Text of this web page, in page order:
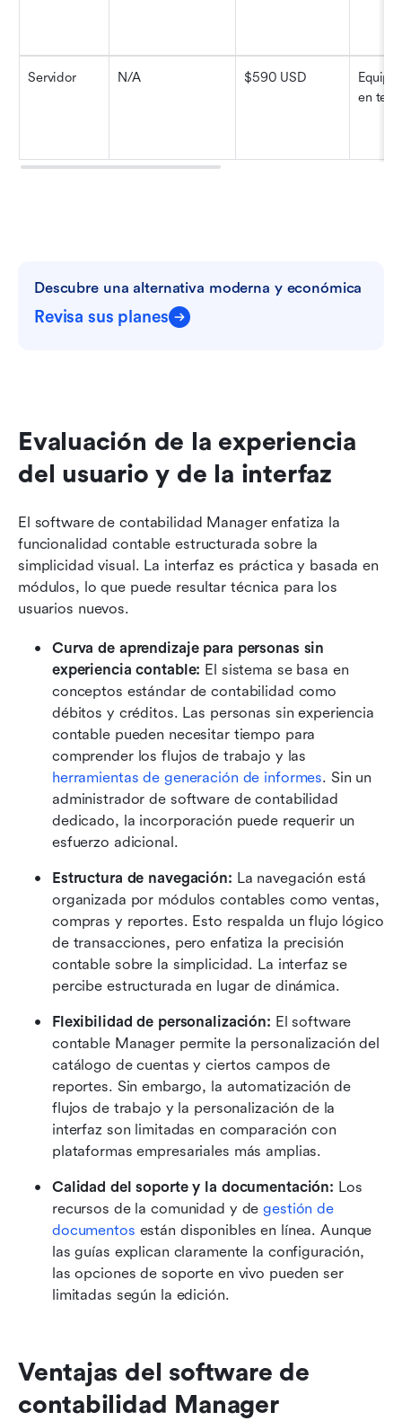
Servidor N/A $590 USD
en
Descubre una alternativa moderna y económica
Revisa sus planes
Evaluación de la experiencia
del usuario y de la interfaz
El software de contabilidad Manager enfatiza la
funcionalidad contable estructurada sobre la
simplicidad visual. La interfaz es práctica y basada en
módulos, lo que puede resultar técnica para los
usuarios nuevos.
Curva de aprendizaje para personas sin
experiencia contable: El sistema se basa en
conceptos estándar de contabilidad como
débitos y créditos. Las personas sin experiencia
contable pueden necesitar tiempo para
herramientas de generación de informes. Sin un
administrador de software de contabilidad
dedicado, la incorporación puede requerir un
esfuerzo adicional.
Estructura de navegación: La navegación está
organizada por módulos contables como ventas,
compras y reportes. Esto respalda un flujo lógico
de transacciones, pero enfatiza la precisión
contable sobre la simplicidad. La interfaz se
percibe estructurada en lugar de dinámica.
Flexibilidad de personalización: El software
contable Manager permite la personalización del
catálogo de cuentas y ciertos campos de
reportes. Sin embargo, la automatización de
flujos de trabajo y la personalización de la
interfaz son limitadas en comparación con
plataformas empresariales más amplias.
Calidad del soporte y la documentación: Los
recursos de la comunidad y de gestión de
documentos están disponibles en línea. Aunque
las guías explican claramente la configuración,
las opciones de soporte en vivo pueden ser
limitadas según la edición.
Ventajas del software de
contabilidad Manager